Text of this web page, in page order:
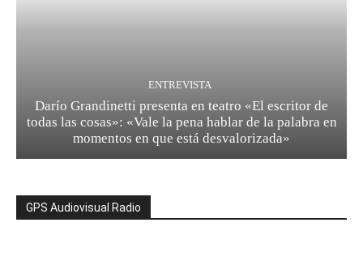
ENTREVISTA
Darío Grandinetti presenta en teatro «El escritor de
todas las cosas»: «Vale la pena hablar de la palabra en
momentos en que está desvalorizada»
GPS Audiovisual Radio